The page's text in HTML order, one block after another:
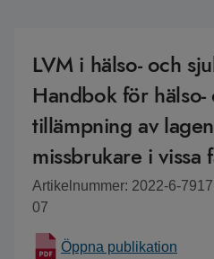
LVM i hälso- och
Handbok för
tillämpning av
missbrukare i vissa
Artikelnummer: 2022-6-7917
07
Öppna publikation